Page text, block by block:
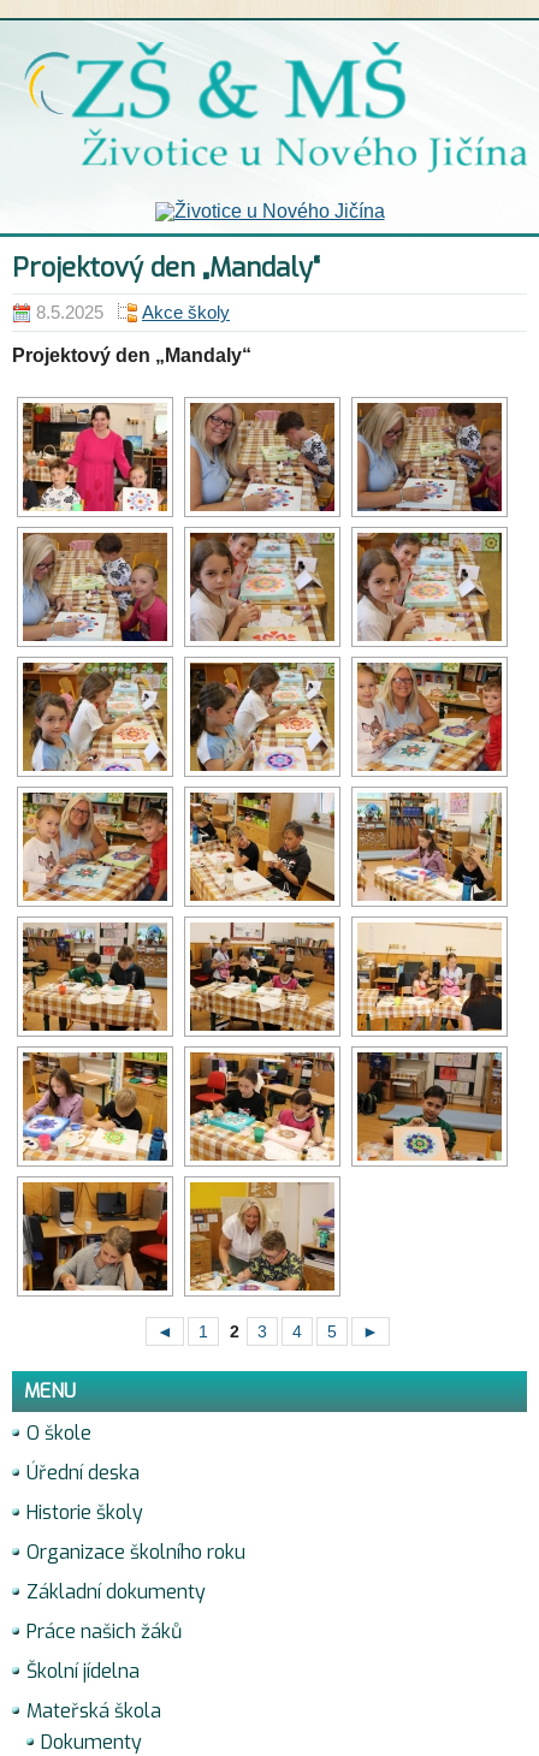
Projektový den „Mandaly“
8.5.2025 Akce školy
Projektový den „Mandaly“
◄ 1 2 3 4 5 ►
MENU
O škole
Úřední deska
Historie školy
Organizace školního roku
Základní dokumenty
Práce našich žáků
Školní jídelna
Mateřská škola
Dokumenty